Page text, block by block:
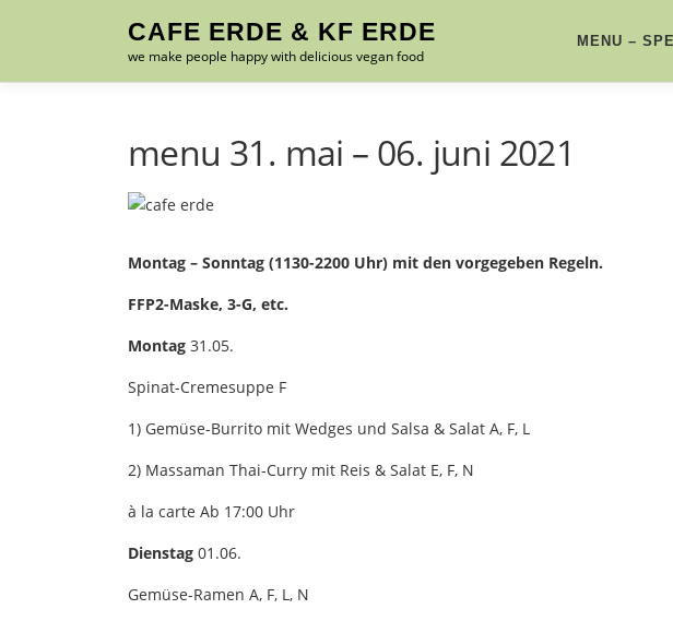
CAFE ERDE & KF ERDE
we make people happy with delicious vegan food
MENU –
menu 31. mai – 06. juni 2021
Montag – Sonntag (1130-2200 Uhr) mit den vorgegeben Regeln.
FFP2-Maske, 3-G, etc.
Montag 31.05.
Spinat-Cremesuppe F
1) Gemüse-Burrito mit Wedges und Salsa & Salat A, F, L
2) Massaman Thai-Curry mit Reis & Salat E, F, N
à la carte Ab 17:00 Uhr
Dienstag 01.06.
Gemüse-Ramen A, F, L, N